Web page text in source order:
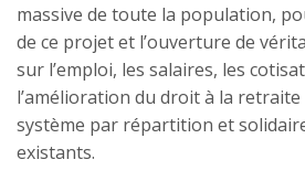
massive de toute la population,
de ce projet et l’ouverture de
sur l’emploi, les salaires, les
l’amélioration du droit à la retraite
système par répartition et
existants.